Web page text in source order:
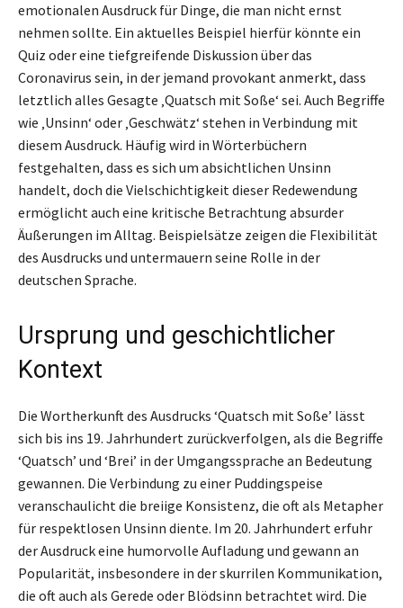
emotionalen Ausdruck für Dinge, die man nicht ernst
nehmen sollte. Ein aktuelles Beispiel hierfür könnte ein
Quiz oder eine tiefgreifende Diskussion über das
Coronavirus sein, in der jemand provokant anmerkt, dass
letztlich alles Gesagte ‚Quatsch mit Soße‘ sei. Auch Begriffe
wie ‚Unsinn‘ oder ‚Geschwätz‘ stehen in Verbindung mit
diesem Ausdruck. Häufig wird in Wörterbüchern
festgehalten, dass es sich um absichtlichen Unsinn
handelt, doch die Vielschichtigkeit dieser Redewendung
ermöglicht auch eine kritische Betrachtung absurder
Äußerungen im Alltag. Beispielsätze zeigen die Flexibilität
des Ausdrucks und untermauern seine Rolle in der
deutschen Sprache.
Ursprung und geschichtlicher
Kontext
Die Wortherkunft des Ausdrucks ‘Quatsch mit Soße’ lässt
sich bis ins 19. Jahrhundert zurückverfolgen, als die Begriffe
‘Quatsch’ und ‘Brei’ in der Umgangssprache an Bedeutung
gewannen. Die Verbindung zu einer Puddingspeise
veranschaulicht die breiige Konsistenz, die oft als Metapher
für respektlosen Unsinn diente. Im 20. Jahrhundert erfuhr
der Ausdruck eine humorvolle Aufladung und gewann an
Popularität, insbesondere in der skurrilen Kommunikation,
die oft auch als Gerede oder Blödsinn betrachtet wird. Die